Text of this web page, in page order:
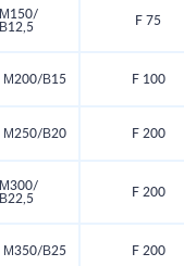
М150/
В12,5
F 75
М200/В15 F 100
М250/В20 F 200
М300/
В22,5
F 200
М350/В25 F 200